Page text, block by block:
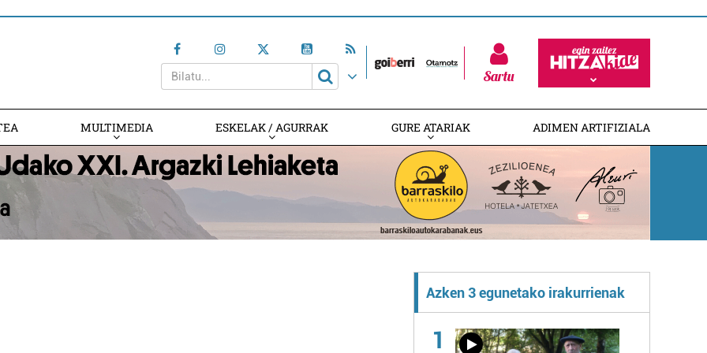
Sartu
MULTIMEDIA ESKELAK / AGURRAK GURE ATARIAK ADIMEN ARTIFIZIALA
Azken 3 egunetako irakurrienak
1